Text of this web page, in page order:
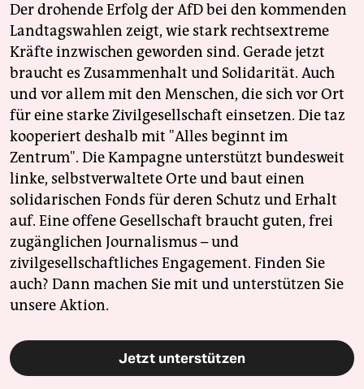
Der drohende Erfolg der AfD bei den kommenden
Landtagswahlen zeigt, wie stark rechtsextreme
Kräfte inzwischen geworden sind. Gerade jetzt
braucht es Zusammenhalt und Solidarität. Auch
und vor allem mit den Menschen, die sich vor Ort
für eine starke Zivilgesellschaft einsetzen. Die taz
kooperiert deshalb mit "Alles beginnt im
Zentrum". Die Kampagne unterstützt bundesweit
linke, selbstverwaltete Orte und baut einen
solidarischen Fonds für deren Schutz und Erhalt
auf. Eine offene Gesellschaft braucht guten, frei
zugänglichen Journalismus – und
zivilgesellschaftliches Engagement. Finden Sie
auch? Dann machen Sie mit und unterstützen Sie
unsere Aktion.
Jetzt unterstützen